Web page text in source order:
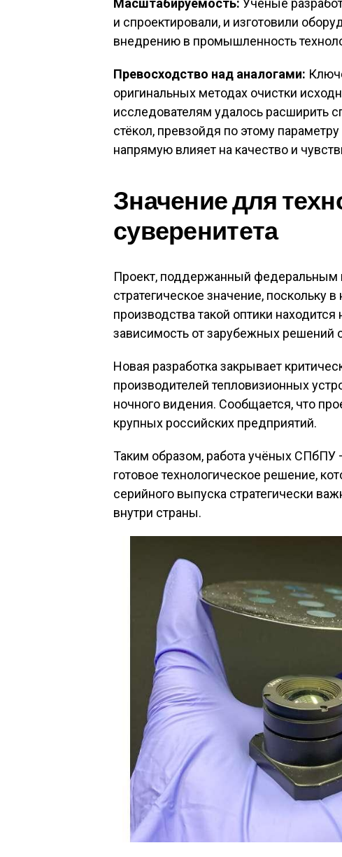
Масштабируемость: Учёные
и спроектировали, и изготовили
внедрению в промышленность
Превосходство над аналогами:
оригинальных методах очистки
исследователям удалось расширить
стёкол, превзойдя по этому
напрямую влияет на качество и
Значение для
суверенитета
Проект, поддержанный федеральным
стратегическое значение,
производства такой оптики
зависимость от зарубежных решений
Новая разработка закрывает
производителей тепловизионных
ночного видения. Сообщается, что
крупных российских предприятий.
Таким образом, работа учёных СПбПУ
готовое технологическое решение,
серийного выпуска стратегически
внутри страны.